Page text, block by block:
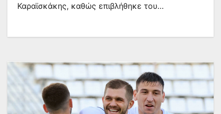
Καραϊσκάκης, καθώς επιβλήθηκε του…